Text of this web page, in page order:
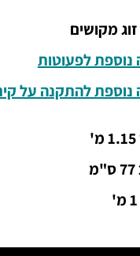
מקושים
נוספת לפעוטות
נוספת להתקנה על